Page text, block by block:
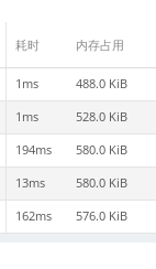
耗时 内存占用
1ms 488.0 KiB
1ms 528.0 KiB
194ms 580.0 KiB
13ms 580.0 KiB
162ms 576.0 KiB